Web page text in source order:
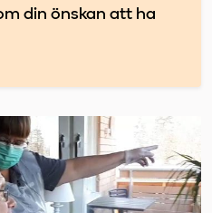
din önskan att ha